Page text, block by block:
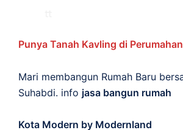
Punya Tanah Kavling di
Mari membangun Rumah Baru
Suhabdi. info jasa bangun rumah
Kota Modern by Modernland